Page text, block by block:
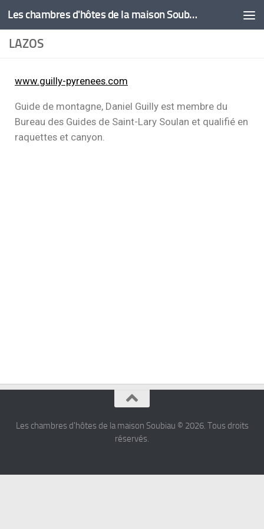
Saltar al contenido Les chambres d'hôtes de la maison Soubiau
LAZOS
www.guilly-pyrenees.com
Guide de montagne, Daniel Guilly est membre du
Bureau des Guides de Saint-Lary Soulan et qualifié en
raquettes et canyon.
Les chambres d'hôtes de la maison Soubiau © 2026. Tous droits
réservés.